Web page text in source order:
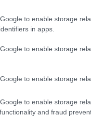
to enable storage
in apps.
to enable storage
to enable storage
to enable storage
and fraud